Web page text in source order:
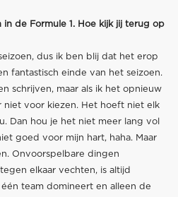
de Formule 1. Hoe kijk jij terug op
dus ik ben blij dat het erop
fantastisch einde van het seizoen.
schrijven, maar als ik het opnieuw
niet voor kiezen. Het hoeft niet elk
Dan hou je het niet meer lang vol
goed voor mijn hart, haha. Maar
Onvoorspelbare dingen
elkaar vechten, is altijd
team domineert en alleen de